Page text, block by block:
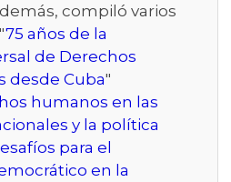
compiló varios
75 años de la
de Derechos
desde Cuba"
humanos en las
y la política
para el
en la